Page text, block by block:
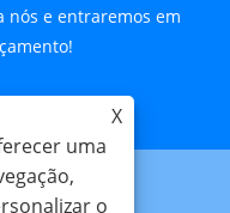
nós e entraremos em
X
uma
o